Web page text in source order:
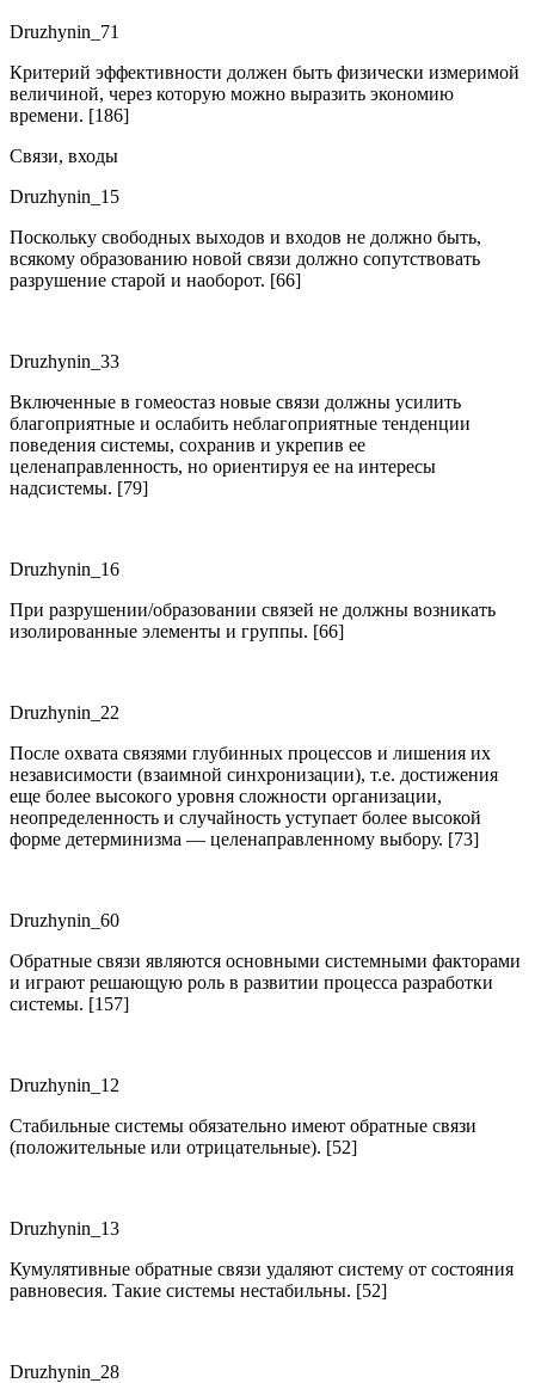
Druzhynin_71
Критерий эффективности должен быть физически измеримой
величиной, через которую можно выразить экономию
времени. [186]
Связи, входы
Druzhynin_15
Поскольку свободных выходов и входов не должно быть,
всякому образованию новой связи должно сопутствовать
разрушение старой и наоборот. [66]
Druzhynin_33
Включенные в гомеостаз новые связи должны усилить
благоприятные и ослабить неблагоприятные тенденции
поведения системы, сохранив и укрепив ее
целенаправленность, но ориентируя ее на интересы
надсистемы. [79]
Druzhynin_16
При разрушении/образовании связей не должны возникать
изолированные элементы и группы. [66]
Druzhynin_22
После охвата связями глубинных процессов и лишения их
независимости (взаимной синхронизации), т.е. достижения
еще более высокого уровня сложности организации,
неопределенность и случайность уступает более высокой
форме детерминизма — целенаправленному выбору. [73]
Druzhynin_60
Обратные связи являются основными системными факторами
и играют решающую роль в развитии процесса разработки
системы. [157]
Druzhynin_12
Стабильные системы обязательно имеют обратные связи
(положительные или отрицательные). [52]
Druzhynin_13
Кумулятивные обратные связи удаляют систему от состояния
равновесия. Такие системы нестабильны. [52]
Druzhynin_28